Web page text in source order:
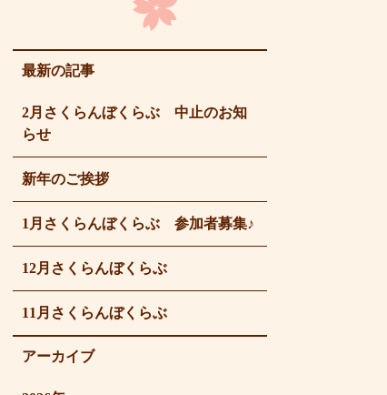
最新の記事
2月さくらんぼくらぶ 中止のお知
らせ
新年のご挨拶
1月さくらんぼくらぶ 参加者募集♪
12月さくらんぼくらぶ
11月さくらんぼくらぶ
アーカイブ